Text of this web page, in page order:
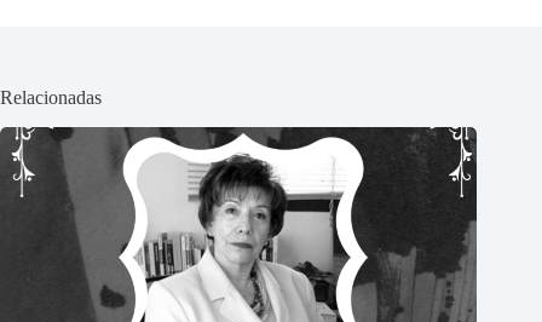
Relacionadas